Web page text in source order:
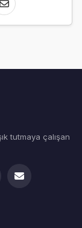
tutmaya çalışan